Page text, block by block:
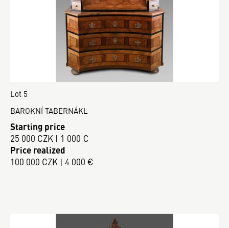
Lot 5
BAROKNÍ TABERNÁKL
Starting price
25 000 CZK | 1 000 €
Price realized
100 000 CZK | 4 000 €